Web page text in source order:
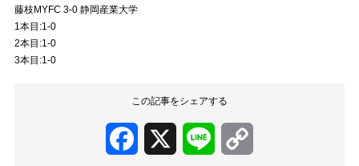
藤枝MYFC 3-0 静岡産業大学
1本目:1-0
2本目:1-0
3本目:1-0
この記事をシェアする
Facebook Line